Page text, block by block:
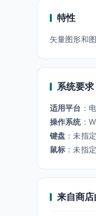
特性
矢量图形和
系统要求
适用平台 ：
操作系统：
键盘 ：未指定
鼠标 ：未指定
来自商